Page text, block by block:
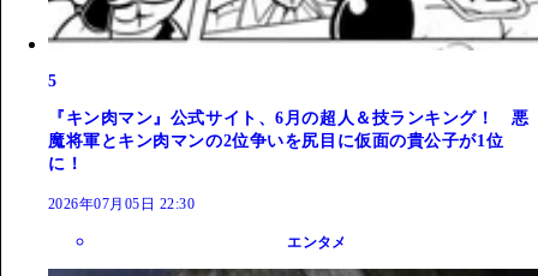
5
『キン肉マン』公式サイト、6月の超人＆技ランキング！ 悪
魔将軍とキン肉マンの2位争いを尻目に仮面の貴公子が1位
に！
2026年07月05日 22:30
エンタメ